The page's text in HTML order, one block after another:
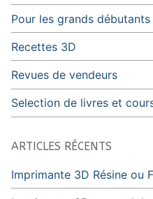
Pour les grands débutants
Recettes 3D
Revues de vendeurs
Selection de livres et
ARTICLES RÉCENTS
Imprimante 3D Résine ou